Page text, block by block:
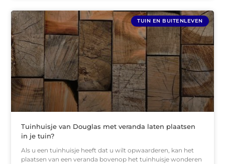
TUIN EN BUITENLEVEN
Tuinhuisje van Douglas met veranda laten plaatsen
in je tuin?
Als u een tuinhuisje heeft dat u wilt opwaarderen, kan het
plaatsen van een veranda bovenop het tuinhuisje wonderen